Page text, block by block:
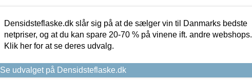
Densidsteflaske.dk slår sig på at de sælger vin til Danmarks bedste
netpriser, og at du kan spare 20-70 % på vinene ift. andre webshops.
Klik her for at se deres udvalg.
Se udvalget på Densidsteflaske.dk